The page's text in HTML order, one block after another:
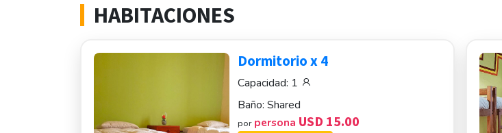
HABITACIONES
Dormitorio x 4
Capacidad: 1
Baño: Shared
por persona USD 15.00